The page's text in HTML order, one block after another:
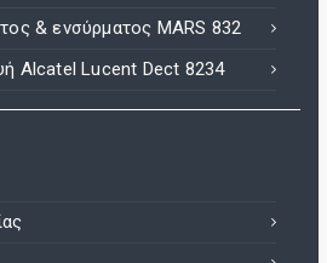
& ενσύρματος MARS 832
Alcatel Lucent Dect 8234